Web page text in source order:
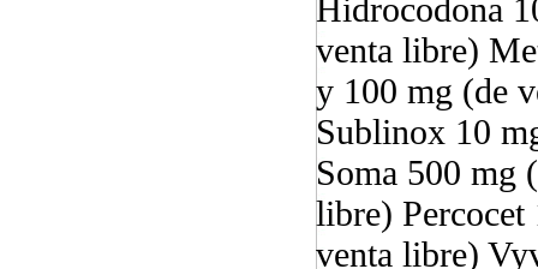
Hidrocodona
venta libre)
y 100 mg (de
Sublinox 10
Soma 500 mg
libre)
venta libre)